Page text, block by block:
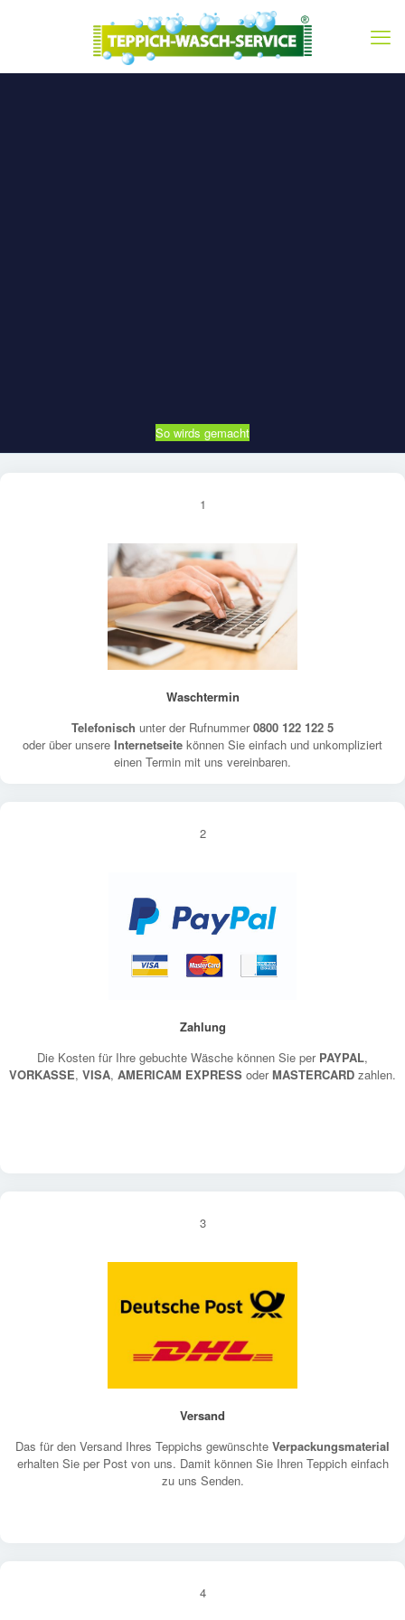
So wirds gemacht
1
Waschtermin
Telefonisch unter der Rufnummer0800 122 122 5
oder über unsere Internetseite können Sie einfach und unkompliziert
einen Termin mit uns vereinbaren.
2
Zahlung
Die Kosten für Ihre gebuchte Wäsche können Sie per PAYPAL,
VORKASSE, VISA, AMERICAM EXPRESS oderMASTERCARD zahlen.
3
Versand
Das für den Versand Ihres Teppichs gewünschte Verpackungsmaterial
erhalten Sie per Post von uns. Damit können Sie Ihren Teppich einfach
zu uns Senden.
4